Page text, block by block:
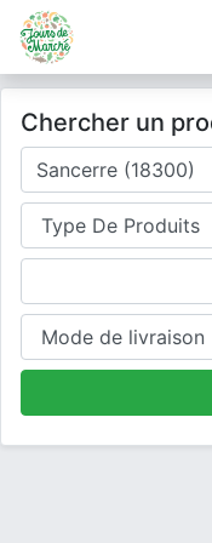
Chercher un
Où cherchez-vous
Type de produits
Produits
Mode de livraison